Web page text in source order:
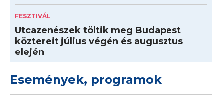
FESZTIVÁL
Utcazenészek töltik meg Budapest
köztereit július végén és augusztus
elején
Események, programok